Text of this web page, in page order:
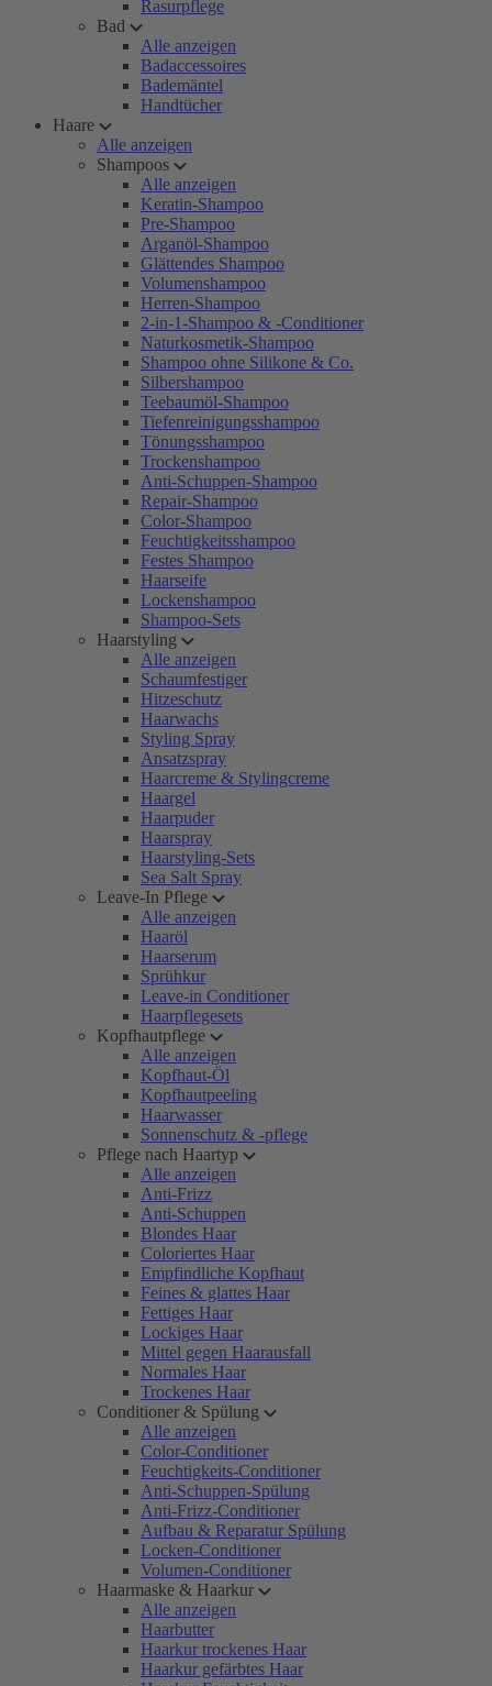
Rasurpflege
Bad
Alle anzeigen
Badaccessoires
Bademäntel
Handtücher
Haare
Alle anzeigen
Shampoos
Alle anzeigen
Keratin-Shampoo
Pre-Shampoo
Arganöl-Shampoo
Glättendes Shampoo
Volumenshampoo
Herren-Shampoo
2-in-1-Shampoo & -Conditioner
Naturkosmetik-Shampoo
Shampoo ohne Silikone & Co.
Silbershampoo
Teebaumöl-Shampoo
Tiefenreinigungsshampoo
Tönungsshampoo
Trockenshampoo
Anti-Schuppen-Shampoo
Repair-Shampoo
Color-Shampoo
Feuchtigkeitsshampoo
Festes Shampoo
Haarseife
Lockenshampoo
Shampoo-Sets
Haarstyling
Alle anzeigen
Schaumfestiger
Hitzeschutz
Haarwachs
Styling Spray
Ansatzspray
Haarcreme & Stylingcreme
Haargel
Haarpuder
Haarspray
Haarstyling-Sets
Sea Salt Spray
Leave-In Pflege
Alle anzeigen
Haaröl
Haarserum
Sprühkur
Leave-in Conditioner
Haarpflegesets
Kopfhautpflege
Alle anzeigen
Kopfhaut-Öl
Kopfhautpeeling
Haarwasser
Sonnenschutz & -pflege
Pflege nach Haartyp
Alle anzeigen
Anti-Frizz
Anti-Schuppen
Blondes Haar
Coloriertes Haar
Empfindliche Kopfhaut
Feines & glattes Haar
Fettiges Haar
Lockiges Haar
Mittel gegen Haarausfall
Normales Haar
Trockenes Haar
Conditioner & Spülung
Alle anzeigen
Color-Conditioner
Feuchtigkeits-Conditioner
Anti-Schuppen-Spülung
Anti-Frizz-Conditioner
Aufbau & Reparatur Spülung
Locken-Conditioner
Volumen-Conditioner
Haarmaske & Haarkur
Alle anzeigen
Haarbutter
Haarkur trockenes Haar
Haarkur gefärbtes Haar